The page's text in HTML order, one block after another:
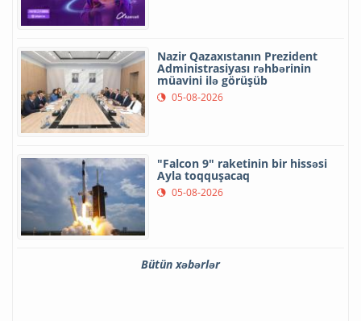
Nazir Qazaxıstanın Prezident
Administrasiyası rəhbərinin
müavini ilə görüşüb
05-08-2026
"Falcon 9" raketinin bir hissəsi
Ayla toqquşacaq
05-08-2026
Bütün xəbərlər